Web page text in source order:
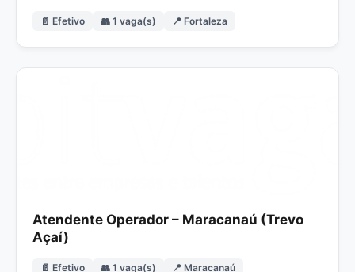
📄 Efetivo 👥 1 vaga(s) 📍 Fortaleza
Atendente Operador – Maracanaú (Trevo
Açaí)
📄 Efetivo 👥 1 vaga(s) 📍 Maracanaú